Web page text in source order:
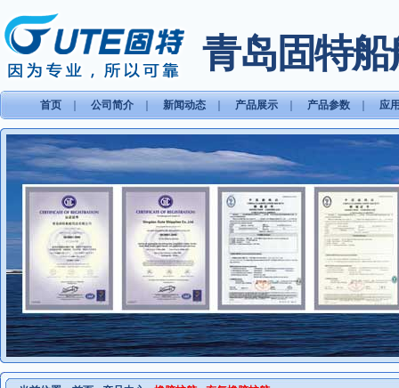
青岛固特
首页 公司简介 新闻动态 产品展示 产品参数 应